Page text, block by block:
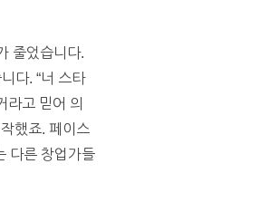
줄었습니다.
다. “너 스타
라고 믿어 의
했죠. 페이스
다른 창업가들